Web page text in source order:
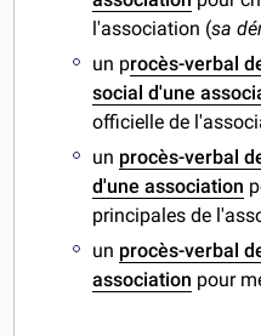
l'association (sa
un procès-verbal
social d'une
officielle de
un procès-verbal
d'une association
principales de
un procès-verbal
association pour